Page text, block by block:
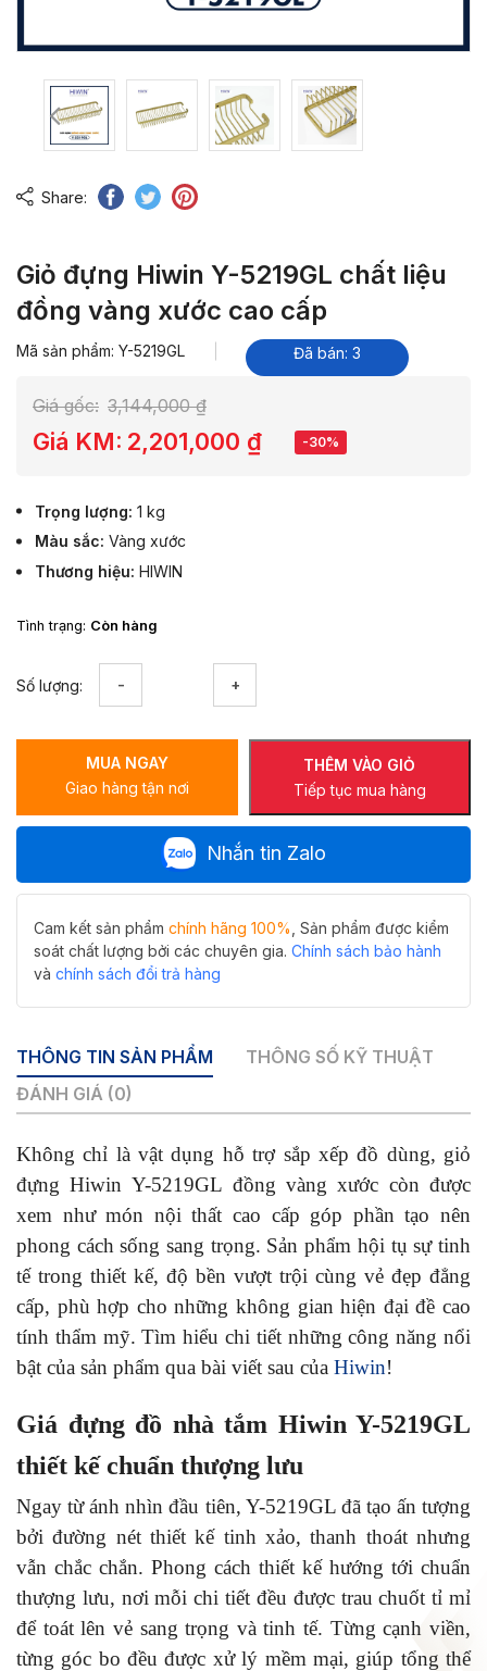
Share:
Giỏ đựng Hiwin Y-5219GL chất liệu
đồng vàng xước cao cấp
Mã sản phẩm: Y-5219GL Đã bán: 3
Giá gốc: 3,144,000₫
Giá KM: 2,201,000 ₫ -30%
Trọng lượng 1 kg
Màu sắc Vàng xước
Thương hiệu HIWIN
Tình trạng: Còn hàng
Số lượng:
Y-
5219GL
chất
đồng
vàng
xước
cấp
số
lượng
THÊM VÀO GIỎ
Tiếp tục mua hàng
MUA NGAY
Giao hàng tận nơi
Nhắn tin Zalo
Cam kết sản phẩm chính hãng 100% , Sản phẩm được kiểm
soát chất lượng bởi các chuyên gia. Chính sách bảo hành
và chính sách đổi trả hàng
THÔNG TIN SẢN PHẨM
THÔNG SỐ KỸ THUẬT
ĐÁNH GIÁ (0)
Không chỉ là vật dụng hỗ trợ sắp xếp đồ dùng, giỏ
đựng Hiwin Y-5219GL đồng vàng xước còn được
xem như món nội thất cao cấp góp phần tạo nên
phong cách sống sang trọng. Sản phẩm hội tụ sự tinh
tế trong thiết kế, độ bền vượt trội cùng vẻ đẹp đẳng
cấp, phù hợp cho những không gian hiện đại đề cao
tính thẩm mỹ. Tìm hiểu chi tiết những công năng nổi
bật của sản phẩm qua bài viết sau của Hiwin!
Giá đựng đồ nhà tắm Hiwin Y-5219GL
thiết kế chuẩn thượng lưu
Ngay từ ánh nhìn đầu tiên, Y-5219GL đã tạo ấn tượng
bởi đường nét thiết kế tinh xảo, thanh thoát nhưng
vẫn chắc chắn. Phong cách thiết kế hướng tới chuẩn
thượng lưu, nơi mỗi chi tiết đều được trau chuốt tỉ mỉ
để toát lên vẻ sang trọng và tinh tế. Từng cạnh viền,
từng góc bo đều được xử lý mềm mại, giúp tổng thể